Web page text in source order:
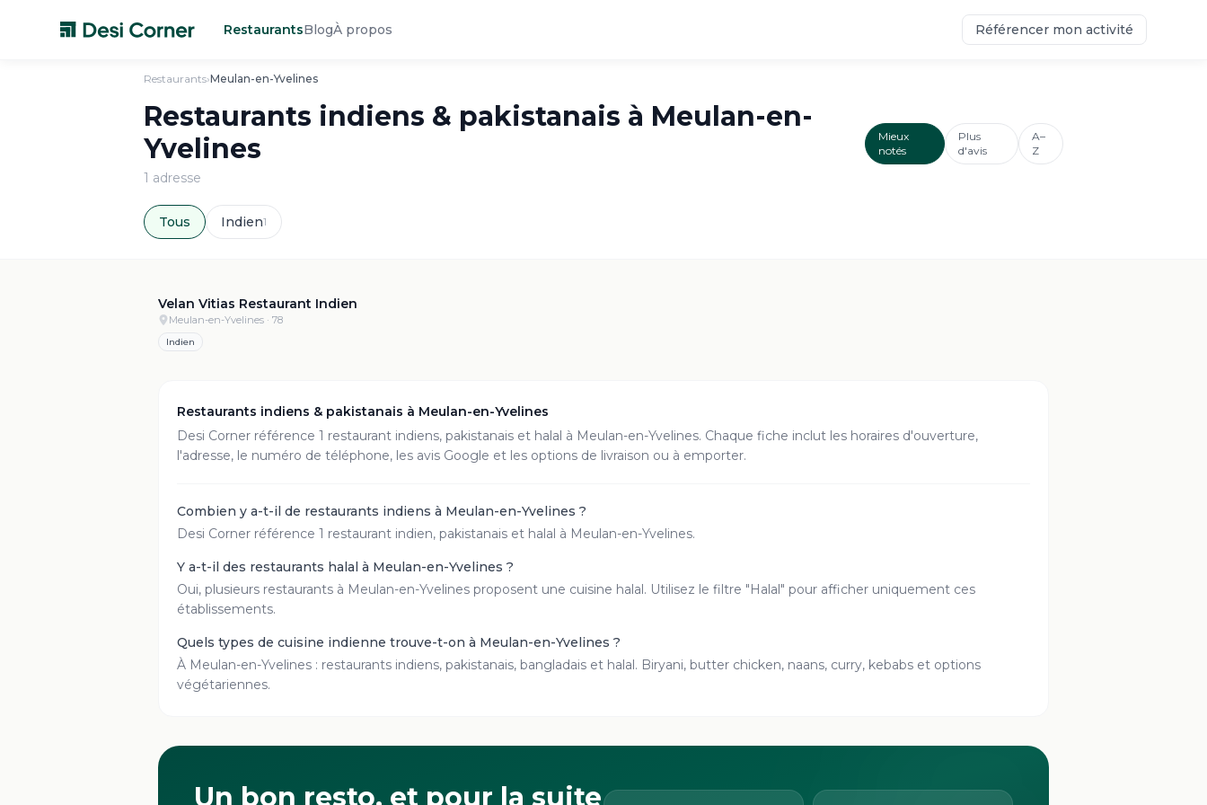
RestaurantsBlogÀ propos Référencer mon activité
Restaurants›Meulan-en-Yvelines
Restaurants indiens & pakistanais à Meulan-en-
Yvelines
1 adresse
Mieux
notés
Plus
d'avis
A–
Z
Tous Indien1
Velan Vitias Restaurant Indien
Meulan-en-Yvelines · 78
Indien
Restaurants indiens & pakistanais à Meulan-en-Yvelines
Desi Corner référence 1 restaurant indiens, pakistanais et halal à Meulan-en-Yvelines. Chaque fiche inclut les horaires d'ouverture,
l'adresse, le numéro de téléphone, les avis Google et les options de livraison ou à emporter.
Combien y a-t-il de restaurants indiens à Meulan-en-Yvelines ?
Desi Corner référence 1 restaurant indien, pakistanais et halal à Meulan-en-Yvelines.
Y a-t-il des restaurants halal à Meulan-en-Yvelines ?
Oui, plusieurs restaurants à Meulan-en-Yvelines proposent une cuisine halal. Utilisez le filtre "Halal" pour afficher uniquement ces
établissements.
Quels types de cuisine indienne trouve-t-on à Meulan-en-Yvelines ?
À Meulan-en-Yvelines : restaurants indiens, pakistanais, bangladais et halal. Biryani, butter chicken, naans, curry, kebabs et options
végétariennes.
Un bon resto, et pour la suite